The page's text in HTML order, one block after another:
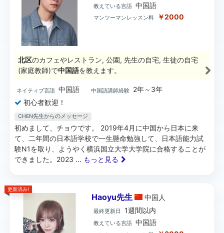
教えている言語 中国語
マンツーマンレッスン料 ￥2000
北区のカフェやレストラン, 公園, 先生の自宅, 生徒の自宅
(家庭教師)で中国語を教えます。
ネイティブ言語 中国語 中国語講師経験
2年～3年
初心者歓迎！
CHEN先生からのメッセージ
初めまして、チョウです。 2019年4月に中国から日本に来
て、二年間の日本語学校で一生懸命勉強して、日本語能力試
験N1を取り、ようやく横浜国立大学大学院に合格することが
できました。2023 ... もっと見る
更新済み!
Haoyu先生 中国 人
最終更新日 1週間以内
教えている言語 中国語